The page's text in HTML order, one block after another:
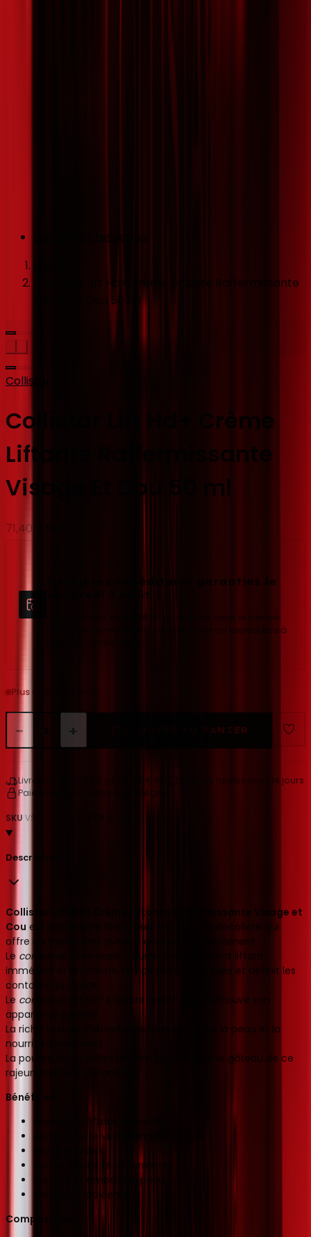
Espace Professionnel
Collistar Lift Hd+ Crème Liftante Raffermissante
Visage Et Cou 50 ml
Collistar
Collistar Lift Hd+ Crème
Liftante Raffermissante
Visage Et Cou 50 ml
71,40 €
Dernières expéditions garanties le
vendredi 7 août
Commandez avant 08:30 pour partir avec le dernier
envoi. Les commandes suivantes seront expédiées à
Plus que 1 en stock
− + AJOUTER AU PANIER
Livraison gratuite à partir de €150
Retours faciles sous 14 jours
Paiements sécurisés et protégés
SKU VS1290760550
Description
Collistar Lift Hd+ Crème Liftante Raffermissante Visage et
Cou est une crème lifting pour le cou et le décolleté qui
offre un traitement avancé contre le vieillissement.
Le complexe Tens-Activ®
fournit un traitement liftant
immédiat et en même temps élimine les rides et définit les
contours du visage.
Le complexe Lift HD®
s'assure que la peau retrouve son
apparence juvénile.
La riche texture s'absorbe rapidement dans la peau et la
nourrit intensément.
La poudre multi-réflecteur est la cerise sur le gâteau de ce
rajeunissement instantané.
Bénéfices :
avec effet liftant immédiat
agit contre le vieillissement cutané
réduit les rides
donne élasticité et fermeté
illumine et embellit la peau
s'absorbe rapidement
Composition :